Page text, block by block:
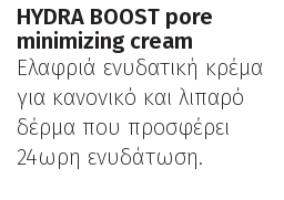
ΗYDRA BOOST pοre
minimizing cream
Ελαφριά ενυδατική κρέμα
για κανονικό και λιπαρό
δέρμα που προσφέρει
24ωρη ενυδάτωση.